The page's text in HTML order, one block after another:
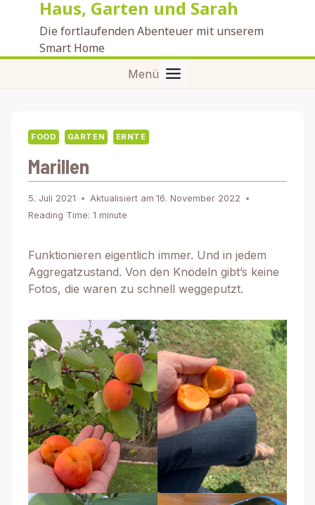
springen
Haus, Garten und Sarah
Die fortlaufenden Abenteuer mit unserem
Smart Home
Menü
FOOD GARTEN ERNTE
Marillen
5. Juli 2021 Aktualisiert am 16. November 2022
Reading Time: 1 minute
Funktionieren eigentlich immer. Und in jedem
Aggregatzustand. Von den Knödeln gibt’s keine
Fotos, die waren zu schnell weggeputzt.